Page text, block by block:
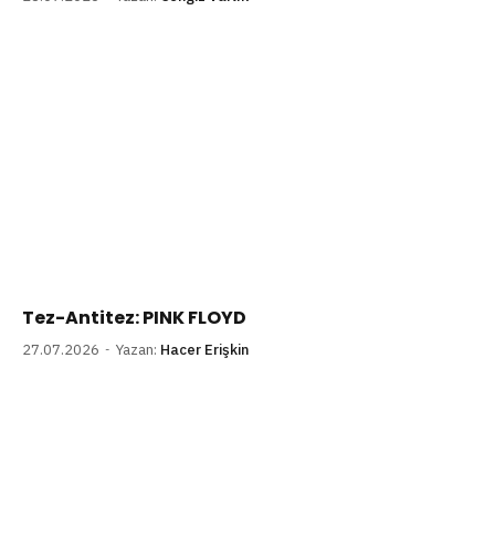
Tez-Antitez: PINK FLOYD
27.07.2026 Yazan: Hacer Erişkin